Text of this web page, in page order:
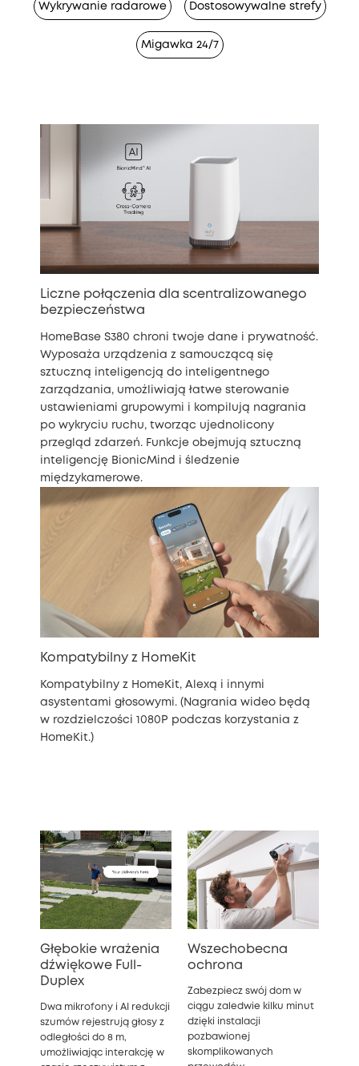
Wykrywanie radarowe Dostosowywalne strefy
Migawka 24/7
Liczne połączenia dla scentralizowanego
bezpieczeństwa
HomeBase S380 chroni twoje dane i prywatność.
Wyposaża urządzenia z samouczącą się
sztuczną inteligencją do inteligentnego
zarządzania, umożliwiają łatwe sterowanie
ustawieniami grupowymi i kompilują nagrania
po wykryciu ruchu, tworząc ujednolicony
przegląd zdarzeń. Funkcje obejmują sztuczną
inteligencję BionicMind i śledzenie
międzykamerowe.
Kompatybilny z HomeKit
Kompatybilny z HomeKit, Alexą i innymi
asystentami głosowymi. (Nagrania wideo będą
w rozdzielczości 1080P podczas korzystania z
HomeKit.)
Głębokie wrażenia
dźwiękowe Full-
Duplex
Dwa mikrofony i AI redukcji
szumów rejestrują głosy z
odległości do 8 m,
umożliwiając interakcję w
Wszechobecna
ochrona
Zabezpiecz swój dom w
ciągu zaledwie kilku minut
dzięki instalacji
pozbawionej
skomplikowanych